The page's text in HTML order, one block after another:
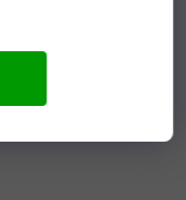
Kód:700.300607